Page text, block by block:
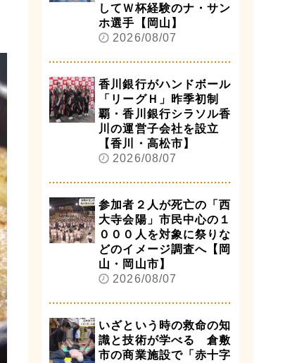
してＷ杯経験のナ・サン
ホ選手【岡山】
2026/08/07
香川銀行がハンドボール
「リーグＨ」昨季初制
覇・香川銀行シラソル香
川の運営子会社を設立
【香川・高松市】
2026/08/07
参加者２人が死亡の「西
大寺会陽」市民中心の１
０００人を対象に祭りな
どのイメージ調査へ【岡
山・岡山市】
2026/08/07
いざという時の救命の知
識と技術が学べる 倉敷
市の商業施設で「赤十字